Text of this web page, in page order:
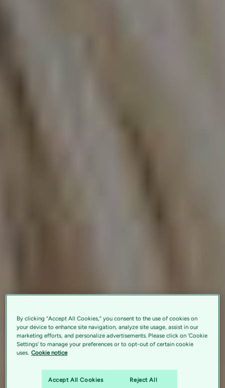
By clicking “Accept All Cookies,” you consent to the use of cookies on
your device to enhance site navigation, analyze site usage, assist in our
marketing efforts, and personalize advertisements. Please click on 'Cookie
Settings' to manage your preferences or to opt-out of certain cookie
uses. Cookie notice
Accept All Cookies Reject All